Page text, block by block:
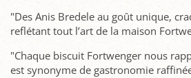
"Des Anis Bredele au goût unique,
reflétant tout l’art de la maison
"Chaque biscuit Fortwenger nous
est synonyme de gastronomie